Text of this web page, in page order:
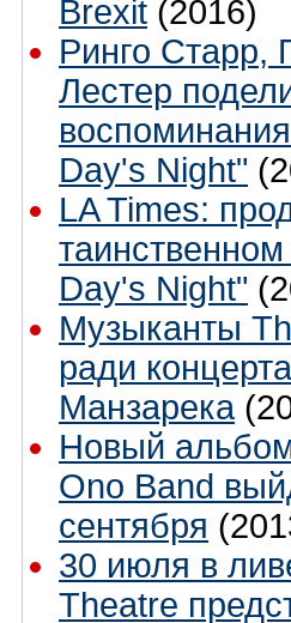
Brexit (2016)
Ринго Старр,
Лестер
Day's Night"
LA Times:
Day's Night"
Музыканты
ради
Манзарека
Новый
Ono Band
сентября
30 июля в
Theatre